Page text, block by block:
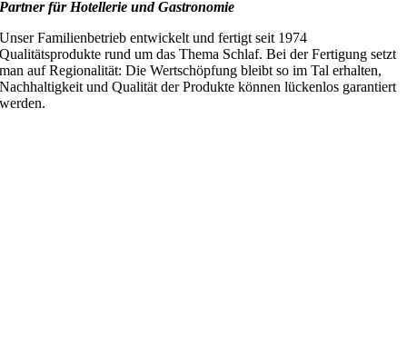
Partner für Hotellerie und Gastronomie
Unser Familienbetrieb entwickelt und fertigt seit 1974
Qualitätsprodukte rund um das Thema Schlaf. Bei der Fertigung setzt
man auf Regionalität: Die Wertschöpfung bleibt so im Tal erhalten,
Nachhaltigkeit und Qualität der Produkte können lückenlos garantiert
werden.